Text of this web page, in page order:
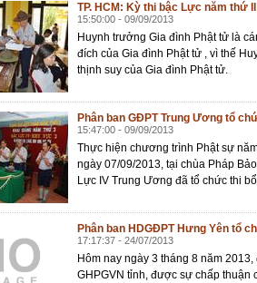
TP. HCM: Kỳ thi bậc Lực năm thứ
15:50:00 - 09/09/2013
Huynh trưởng Gia đình Phật tử là
đích của Gia đình Phật tử , vì thế
thịnh suy của Gia đình Phật tử.
Phân ban GĐPT Trung Ương tổ
15:47:00 - 09/09/2013
Thực hiện chương trình Phật sự
ngày 07/09/2013, tại chùa Pháp
Lực IV Trung Ương đã tổ chức thi
Phân ban HDGĐPT Hưng Yên tổ
17:17:37 - 24/07/2013
Hôm nay ngày 3 tháng 8 năm
GHPGVN tỉnh, được sự chấp thuận